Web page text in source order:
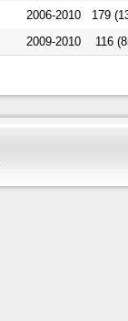
2006-2010
179
2009-2010 116